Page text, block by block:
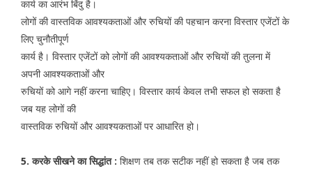
कार्य का आरंभ बिंदु है।
लोगों की वास्तविक आवश्यकताओं और रुचियों की पहचान करना विस्तार एजेंटों के
लिए चुनौतीपूर्ण
कार्य है। विस्तार एजेंटों को लोगों की आवश्यकताओं और रुचियों की तुलना में
अपनी आवश्यकताओं और
रुचियों को आगे नहीं करना चाहिए। विस्तार कार्य केवल तभी सफल हो सकता है
जब यह लोगों की
वास्तविक रुचियों और आवश्यकताओं पर आधारित हो।
5. करके सीखने का सिद्धांत : शिक्षण तब तक सटीक नहीं हो सकता है जब तक